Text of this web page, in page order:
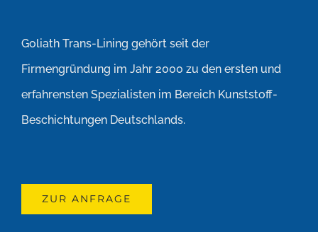
Goliath Trans-Lining gehört seit der
Firmengründung im Jahr 2000 zu den ersten und
erfahrensten Spezialisten im Bereich Kunststoff-
Beschichtungen Deutschlands.
ZUR ANFRAGE